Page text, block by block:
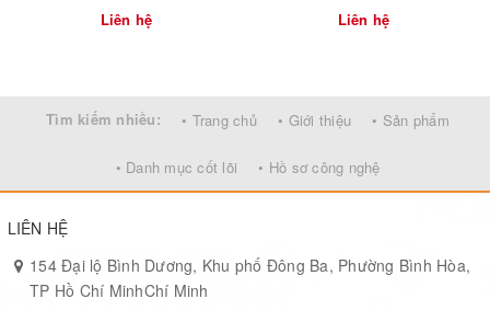
Ứng dụng linh hoạt:
Thích hợp cho nhà hàng, café, khách sạn.
Liên hệ Liên hệ
Tìm kiếm nhiều: • Trang chủ • Giới thiệu • Sản phẩm
• Danh mục cốt lõi • Hồ sơ công nghệ
LIÊN HỆ
154 Đại lộ Bình Dương, Khu phố Đông Ba, Phường Bình Hòa,
TP Hồ Chí MinhChí Minh